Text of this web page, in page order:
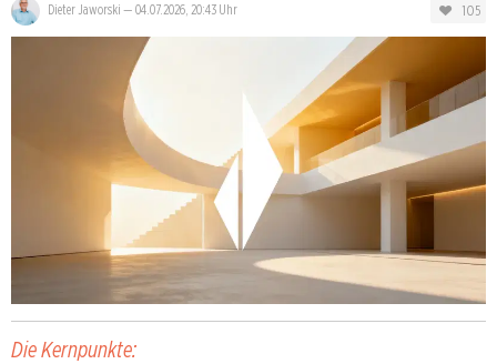
Dieter Jaworski — 04.07.2026, 20:43 Uhr 105
Die Kernpunkte: